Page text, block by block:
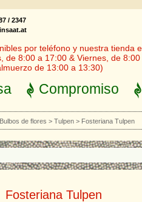
/ 2347
por teléfono y nuestra tienda
de 8:00 a 17:00 & Viernes, de
de 13:00 a 13:30)
Compromiso
Bulbos de flores > Tulpen > Fosteriana Tulpen
Fosteriana Tulpen